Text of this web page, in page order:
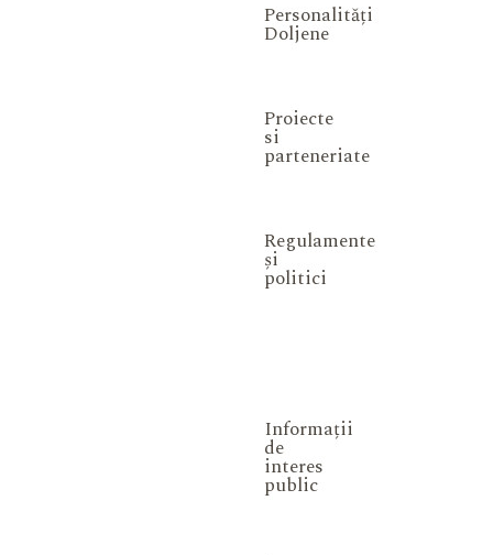
Personalități
Doljene
Proiecte
si
parteneriate
Regulamente
și
politici
Informații
de
interes
public